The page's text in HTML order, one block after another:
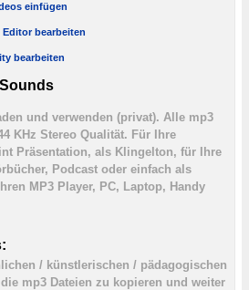
einfügen
bearbeiten
bearbeiten
und verwenden (privat). Alle mp3
KHz Stereo Qualität. Für Ihre
Präsentation, als Klingelton, für Ihre
Podcast oder einfach als
MP3 Player, PC, Laptop, Handy
/ künstlerischen / pädagogischen
mp3 Dateien zu kopieren und weiter